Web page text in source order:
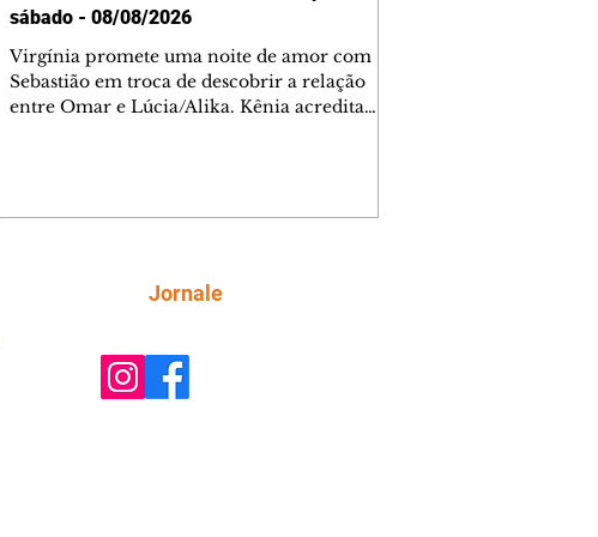
sábado - 08/08/2026
Virgínia promete uma noite de amor com
Sebastião em troca de descobrir a relação
entre Omar e Lúcia/Alika. Kênia acredita
comentam sobre a possível jazida de
tungstênio na região. Virgínia provoca
Jornale